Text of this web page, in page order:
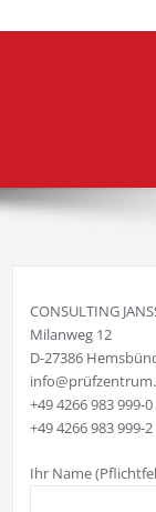
CONSULTING
Milanweg 12
D-27386
+49 4266 983 999-0
+49 4266 983 999-2
Ihr Name